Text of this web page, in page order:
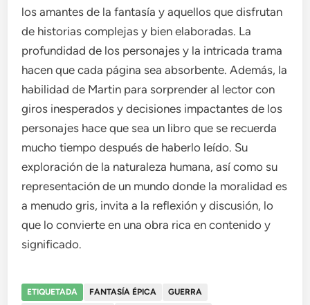
los amantes de la fantasía y aquellos que disfrutan
de historias complejas y bien elaboradas. La
profundidad de los personajes y la intricada trama
hacen que cada página sea absorbente. Además, la
habilidad de Martin para sorprender al lector con
giros inesperados y decisiones impactantes de los
personajes hace que sea un libro que se recuerda
mucho tiempo después de haberlo leído. Su
exploración de la naturaleza humana, así como su
representación de un mundo donde la moralidad es
a menudo gris, invita a la reflexión y discusión, lo
que lo convierte en una obra rica en contenido y
significado.
ETIQUETADA FANTASÍA ÉPICA
GUERRA